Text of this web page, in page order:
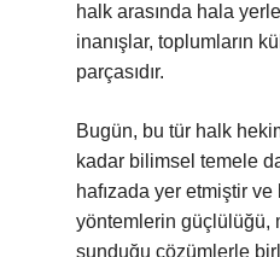
halk arasında hala
inanışlar, toplumların
parçasıdır.
Bugün, bu tür halk
kadar bilimsel temele
hafızada yer etmiştir
yöntemlerin güçlülüğü,
sunduğu çözümlerle